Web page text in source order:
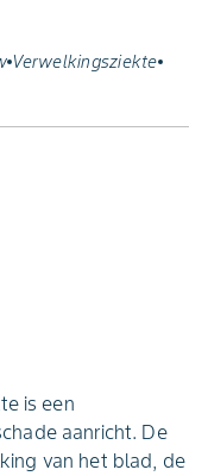
Verwelkingsziekte
is een
aanricht. De
van het blad, de